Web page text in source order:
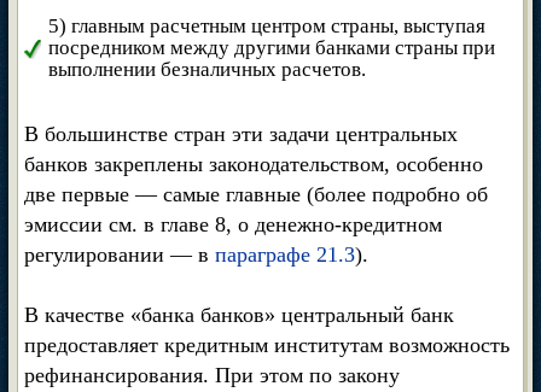
5) главным расчетным центром страны, выступая
посредником между другими банками страны при
выполнении безналичных расчетов.
В большинстве стран эти задачи центральных
банков закреплены законодательством, особенно
две первые — самые главные (более подробно об
эмиссии см. в главе 8, о денежно-кредитном
регулировании — в параграфе 21.3).
В качестве «банка банков» центральный банк
предоставляет кредитным институтам возможность
рефинансирования. При этом по закону